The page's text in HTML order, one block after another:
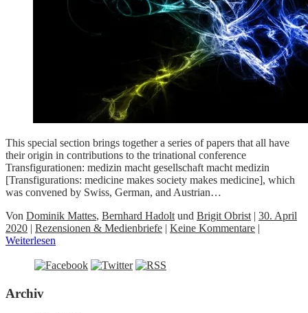
This special section brings together a series of papers that all have
their origin in contributions to the trinational conference
Transfigurationen: medizin macht gesellschaft macht medizin
[Transfigurations: medicine makes society makes medicine], which
was convened by Swiss, German, and Austrian…
Von Dominik Mattes, Bernhard Hadolt und Brigit Obrist | 30. April
2020 | Rezensionen & Medienbriefe | Keine Kommentare |
Weiterlesen
Archiv